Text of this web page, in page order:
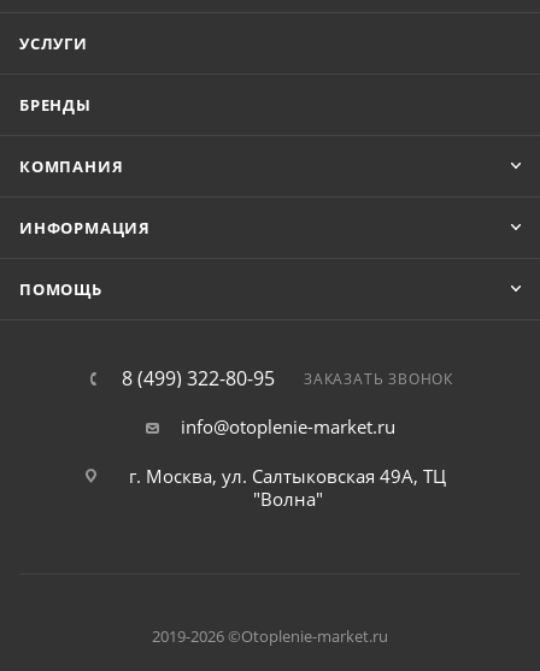
УСЛУГИ
БРЕНДЫ
КОМПАНИЯ
ИНФОРМАЦИЯ
ПОМОЩЬ
8 (499) 322-80-95 ЗАКАЗАТЬ ЗВОНОК
info@otoplenie-market.ru
г. Москва, ул. Салтыковская 49А, ТЦ
"Волна"
2019-2026 ©Otoplenie-market.ru